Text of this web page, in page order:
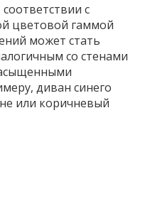
с
цветовой гаммой
может стать
со стенами
диван синего
или коричневый